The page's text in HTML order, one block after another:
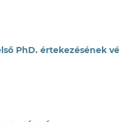
PhD. értekezésének